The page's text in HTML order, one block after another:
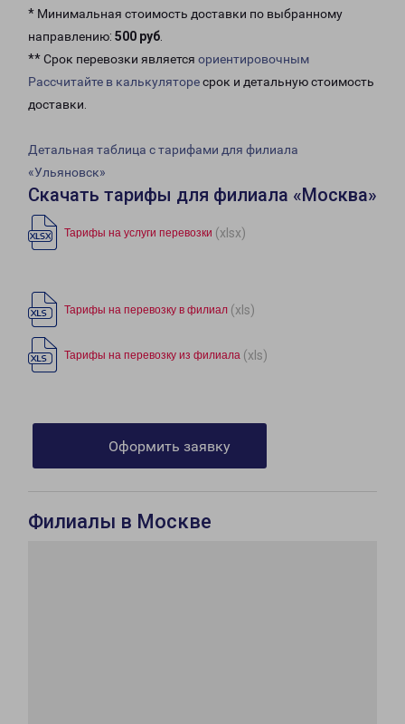
* Минимальная стоимость доставки по выбранному
направлению: 500 руб.
** Срок перевозки является ориентировочным
Рассчитайте в калькуляторесрок и детальную стоимость
доставки.
Детальная таблица с тарифами для филиала
«Ульяновск»
Скачать тарифы для филиала «Москва»
Тарифы на услуги перевозки (xlsx)
Тарифы на перевозку в филиал (xls)
Тарифы на перевозку из филиала (xls)
Оформить заявку
Филиалы в Москве